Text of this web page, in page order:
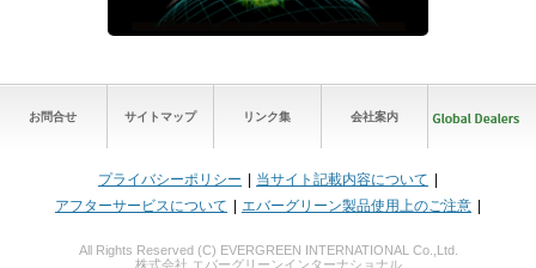
お問合せ サイトマップ リンク集 会社案内
プライバシーポリシー
当サイト記載内容について
アフターサービスについて
エバーグリーン製品使用上のご注意
All Rights Reserved (C) EVERGREEN INTERNATIONAL Co.,Ltd.
株式会社 エバーグリーンインターナショナル